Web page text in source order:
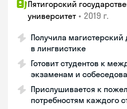
Пятигорский
университет • 2019 г.
Получила
в лингвистике
Готовит студентов к
экзаменам и
Прислушивается к
потребностям каждого